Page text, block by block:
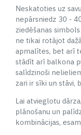
Neskatoties uz
nepārsniedz 30 -
ziedēšanas
ne tikai rotājot
apmalītes, bet arī
stādīt arī balkona
salīdzinoši
zari ir sīki un stāvi,
Lai atvieglotu
plānošanu un
kombinācijas,